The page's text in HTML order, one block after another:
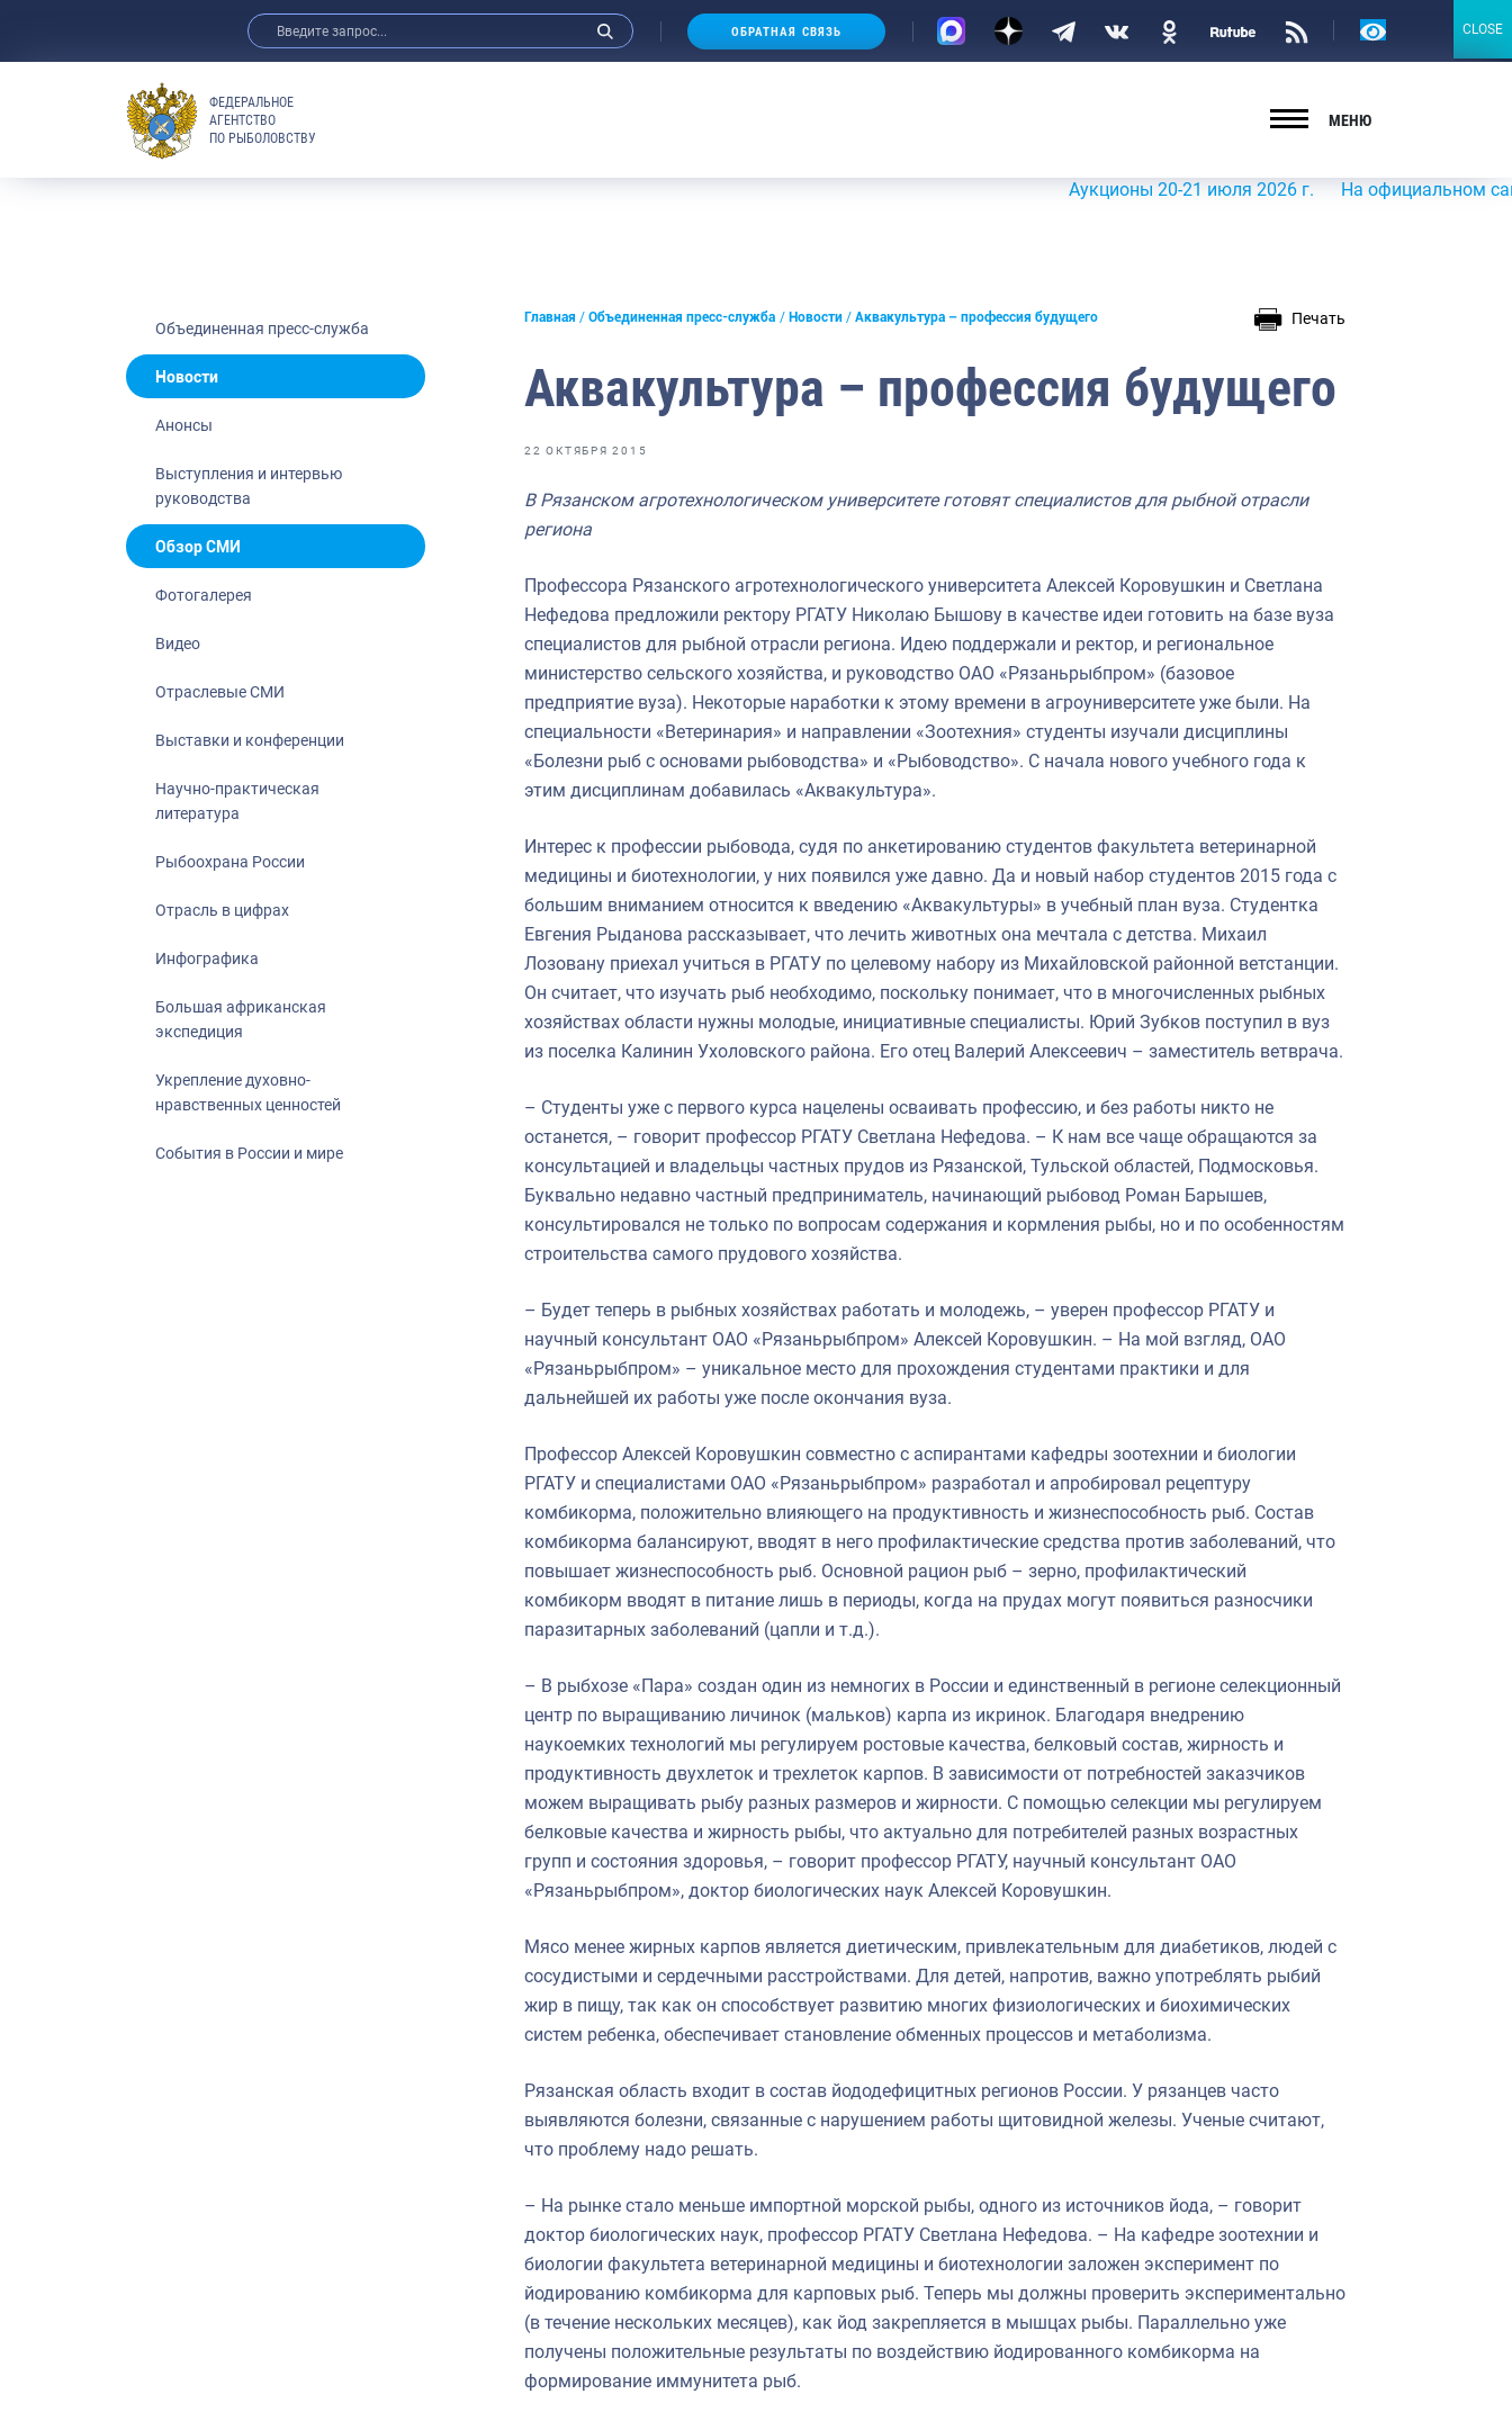
Анонсы
Отраслевые СМИ
Выставки и конференции
Отрасль в цифрах
Инфографика
Большая африканская экспедиция
Укрепление духовно-нравственных
События в России и мире
ОБРАТНАЯ СВЯЗЬ
Версия
ФЕДЕРАЛЬНОЕ
АГЕНТСТВО
ПО РЫБОЛОВСТВУ
МЕНЮ
Аукционы 20-21 июля 2026 г. На официальном сайте
Объединенная пресс-служба
Новости
Анонсы
Выступления и интервью
руководства
Обзор СМИ
Фотогалерея
Видео
Отраслевые СМИ
Выставки и конференции
Научно-практическая
литература
Рыбоохрана России
Отрасль в цифрах
Инфографика
Большая африканская
экспедиция
Укрепление духовно-
нравственных ценностей
События в России и мире
Главная Объединенная пресс-служба Новости Аквакультура – профессия будущего Печать
Аквакультура – профессия будущего
22 ОКТЯБРЯ 2015
В Рязанском агротехнологическом университете готовят специалистов для рыбной отрасли
региона
Профессора Рязанского агротехнологического университета Алексей Коровушкин и Светлана
Нефедова предложили ректору РГАТУ Николаю Бышову в качестве идеи готовить на базе вуза
специалистов для рыбной отрасли региона. Идею поддержали и ректор, и региональное
министерство сельского хозяйства, и руководство ОАО «Рязаньрыбпром» (базовое
предприятие вуза). Некоторые наработки к этому времени в агроуниверситете уже были. На
специальности «Ветеринария» и направлении «Зоотехния» студенты изучали дисциплины
«Болезни рыб с основами рыбоводства» и «Рыбоводство». С начала нового учебного года к
этим дисциплинам добавилась «Аквакультура».
Интерес к профессии рыбовода, судя по анкетированию студентов факультета ветеринарной
медицины и биотехнологии, у них появился уже давно. Да и новый набор студентов 2015 года с
большим вниманием относится к введению «Аквакультуры» в учебный план вуза. Студентка
Евгения Рыданова рассказывает, что лечить животных она мечтала с детства. Михаил
Лозовану приехал учиться в РГАТУ по целевому набору из Михайловской районной ветстанции.
Он считает, что изучать рыб необходимо, поскольку понимает, что в многочисленных рыбных
хозяйствах области нужны молодые, инициативные специалисты. Юрий Зубков поступил в вуз
из поселка Калинин Ухоловского района. Его отец Валерий Алексеевич – заместитель ветврача.
– Студенты уже с первого курса нацелены осваивать профессию, и без работы никто не
останется, – говорит профессор РГАТУ Светлана Нефедова. – К нам все чаще обращаются за
консультацией и владельцы частных прудов из Рязанской, Тульской областей, Подмосковья.
Буквально недавно частный предприниматель, начинающий рыбовод Роман Барышев,
консультировался не только по вопросам содержания и кормления рыбы, но и по особенностям
строительства самого прудового хозяйства.
– Будет теперь в рыбных хозяйствах работать и молодежь, – уверен профессор РГАТУ и
научный консультант ОАО «Рязаньрыбпром» Алексей Коровушкин. – На мой взгляд, ОАО
«Рязаньрыбпром» – уникальное место для прохождения студентами практики и для
дальнейшей их работы уже после окончания вуза.
Профессор Алексей Коровушкин совместно с аспирантами кафедры зоотехнии и биологии
РГАТУ и специалистами ОАО «Рязаньрыбпром» разработал и апробировал рецептуру
комбикорма, положительно влияющего на продуктивность и жизнеспособность рыб. Состав
комбикорма балансируют, вводят в него профилактические средства против заболеваний, что
повышает жизнеспособность рыб. Основной рацион рыб – зерно, профилактический
комбикорм вводят в питание лишь в периоды, когда на прудах могут появиться разносчики
паразитарных заболеваний (цапли и т.д.).
– В рыбхозе «Пара» создан один из немногих в России и единственный в регионе селекционный
центр по выращиванию личинок (мальков) карпа из икринок. Благодаря внедрению
наукоемких технологий мы регулируем ростовые качества, белковый состав, жирность и
продуктивность двухлеток и трехлеток карпов. В зависимости от потребностей заказчиков
можем выращивать рыбу разных размеров и жирности. С помощью селекции мы регулируем
белковые качества и жирность рыбы, что актуально для потребителей разных возрастных
групп и состояния здоровья, – говорит профессор РГАТУ, научный консультант ОАО
«Рязаньрыбпром», доктор биологических наук Алексей Коровушкин.
Мясо менее жирных карпов является диетическим, привлекательным для диабетиков, людей с
сосудистыми и сердечными расстройствами. Для детей, напротив, важно употреблять рыбий
жир в пищу, так как он способствует развитию многих физиологических и биохимических
систем ребенка, обеспечивает становление обменных процессов и метаболизма.
Рязанская область входит в состав йододефицитных регионов России. У рязанцев часто
выявляются болезни, связанные с нарушением работы щитовидной железы. Ученые считают,
что проблему надо решать.
– На рынке стало меньше импортной морской рыбы, одного из источников йода, – говорит
доктор биологических наук, профессор РГАТУ Светлана Нефедова. – На кафедре зоотехнии и
биологии факультета ветеринарной медицины и биотехнологии заложен эксперимент по
йодированию комбикорма для карповых рыб. Теперь мы должны проверить экспериментально
(в течение нескольких месяцев), как йод закрепляется в мышцах рыбы. Параллельно уже
получены положительные результаты по воздействию йодированного комбикорма на
формирование иммунитета рыб.
CLOSE
CLOSE